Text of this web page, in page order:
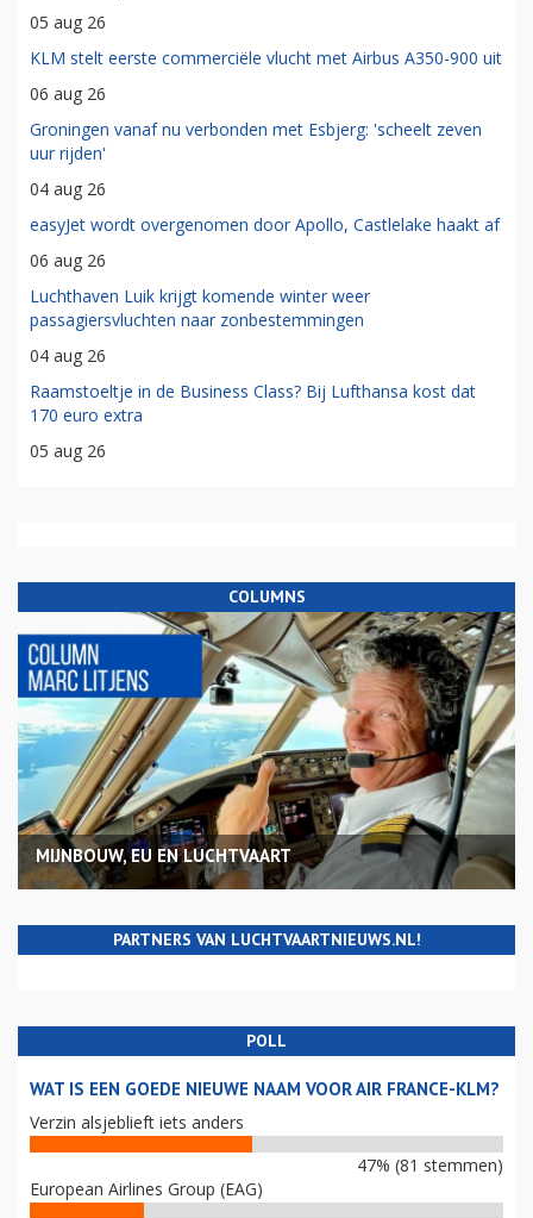
05 aug 26
KLM stelt eerste commerciële vlucht met Airbus A350-900 uit
06 aug 26
Groningen vanaf nu verbonden met Esbjerg: 'scheelt zeven
uur rijden'
04 aug 26
easyJet wordt overgenomen door Apollo, Castlelake haakt af
06 aug 26
Luchthaven Luik krijgt komende winter weer
passagiersvluchten naar zonbestemmingen
04 aug 26
Raamstoeltje in de Business Class? Bij Lufthansa kost dat
170 euro extra
05 aug 26
COLUMNS
MIJNBOUW, EU EN LUCHTVAART
PARTNERS VAN LUCHTVAARTNIEUWS.NL!
POLL
WAT IS EEN GOEDE NIEUWE NAAM VOOR AIR FRANCE-KLM?
Verzin alsjeblieft iets anders
47% (81 stemmen)
European Airlines Group (EAG)